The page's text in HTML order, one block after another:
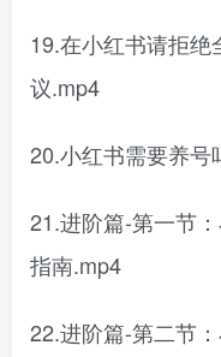
19.在小红书请拒
议.mp4
20.小红书需要养号
21.进阶篇-第一节
指南.mp4
22.进阶篇-第二节